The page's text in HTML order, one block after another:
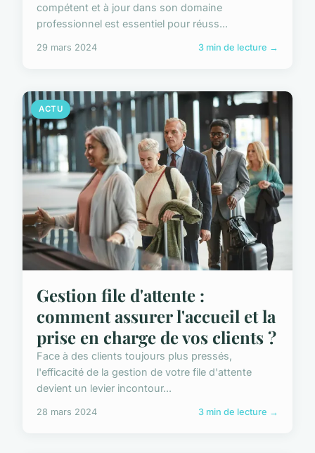
compétent et à jour dans son domaine
professionnel est essentiel pour réuss...
29 mars 2024 3 min de lecture →
ACTU
Gestion file d'attente :
comment assurer l'accueil et la
prise en charge de vos clients ?
Face à des clients toujours plus pressés,
l'efficacité de la gestion de votre file d'attente
devient un levier incontour...
28 mars 2024 3 min de lecture →